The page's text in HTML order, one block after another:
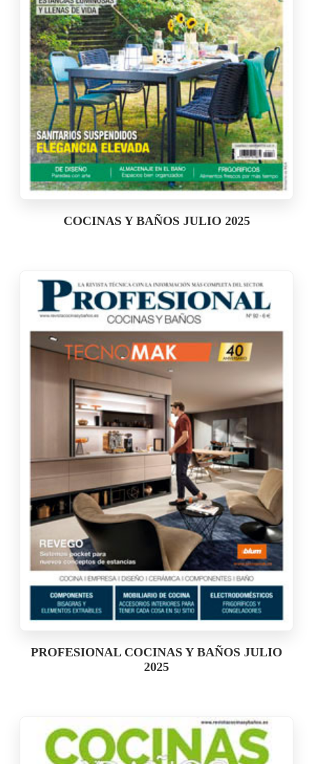
COCINAS Y BAÑOS JULIO 2025
PROFESIONAL COCINAS Y BAÑOS JULIO
2025